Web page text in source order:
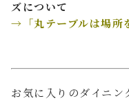
ズについて
→「丸テーブルは場所
お気に入りのダイニ